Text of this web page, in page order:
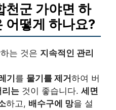
천군 가야면 하
어떻게 하나요?
는 것은 지속적인 관리
기를 물기를 제거하여 버
리는 것이 좋습니다. 세면
하고, 배수구에 망을 설